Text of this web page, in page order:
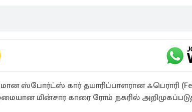
ஸ்போர்ட்ஸ் கார் தயாரிப்பாளரான ஃபெராரி
மின்சார காரை ரோம் நகரில்